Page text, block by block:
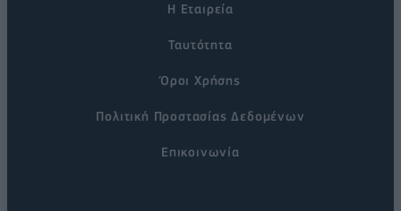
Η Εταιρεία
Ταυτότητα
Όροι Χρήσης
Πολιτική Προστασίας Δεδομένων
Επικοινωνία